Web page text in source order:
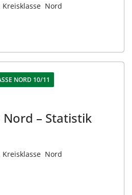
Kreisklasse Nord
NORD 10/11
Nord – Statistik
Kreisklasse Nord